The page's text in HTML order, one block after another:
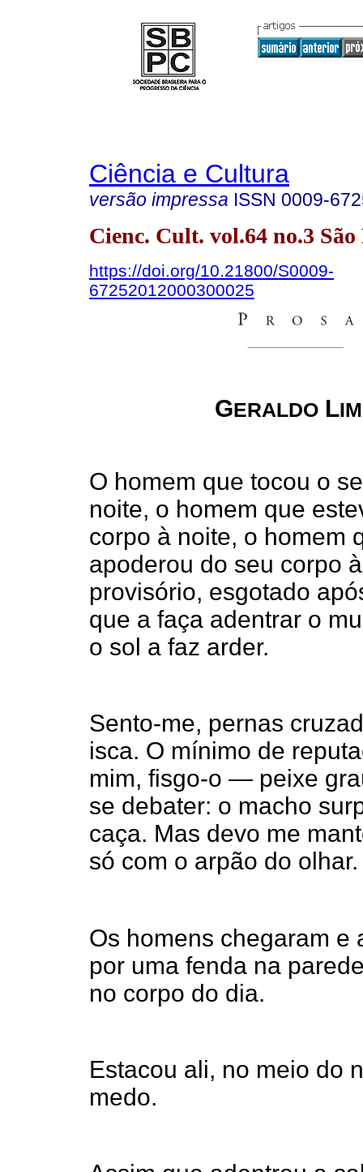
Ciência e Cultura
versão impressa ISSN 0009-
Cienc. Cult. vol.64 no.3
https://doi.org/10.21800/S0009-
67252012000300025
GERALDO L
O homem que tocou o
noite, o homem que
corpo à noite, o homem
apoderou do seu corpo
provisório, esgotado
que a faça adentrar o
o sol a faz arder.
Sento-me, pernas
isca. O mínimo de
mim, fisgo-o — peixe
se debater: o macho
caça. Mas devo me
só com o arpão do olhar.
Os homens chegaram e
por uma fenda na
no corpo do dia.
Estacou ali, no meio do
medo.